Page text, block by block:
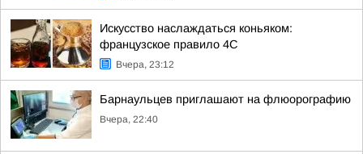
Искусство наслаждаться коньяком:
французское правило 4С
Вчера, 23:12
Барнаульцев приглашают на флюорографию
Вчера, 22:40